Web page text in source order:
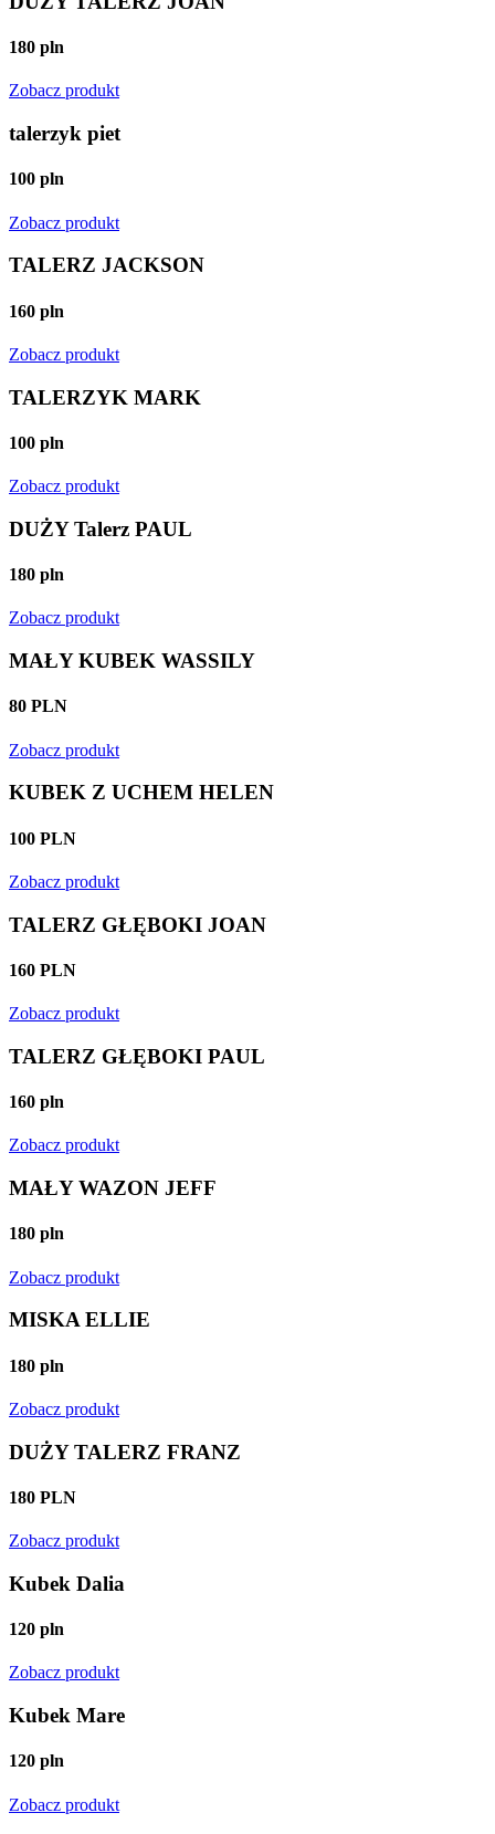
180 pln
Zobacz produkt
talerzyk piet
100 pln
Zobacz produkt
TALERZ JACKSON
160 pln
Zobacz produkt
TALERZYK MARK
100 pln
Zobacz produkt
DUŻY Talerz PAUL
180 pln
Zobacz produkt
MAŁY KUBEK WASSILY
80 PLN
Zobacz produkt
KUBEK Z UCHEM HELEN
100 PLN
Zobacz produkt
TALERZ GŁĘBOKI JOAN
160 PLN
Zobacz produkt
TALERZ GŁĘBOKI PAUL
160 pln
Zobacz produkt
MAŁY WAZON JEFF
180 pln
Zobacz produkt
MISKA ELLIE
180 pln
Zobacz produkt
DUŻY TALERZ FRANZ
180 PLN
Zobacz produkt
Kubek Dalia
120 pln
Zobacz produkt
Kubek Mare
120 pln
Zobacz produkt